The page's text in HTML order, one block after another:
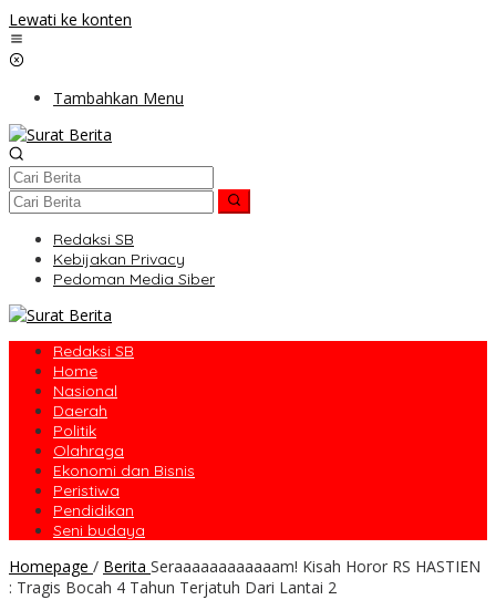
Lewati ke konten
Tambahkan Menu
Redaksi SB
Kebijakan Privacy
Pedoman Media Siber
Redaksi SB
Home
Nasional
Daerah
Politik
Olahraga
Ekonomi dan Bisnis
Peristiwa
Pendidikan
Seni budaya
Homepage / Berita Seraaaaaaaaaaaam! Kisah Horor RS HASTIEN
: Tragis Bocah 4 Tahun Terjatuh Dari Lantai 2